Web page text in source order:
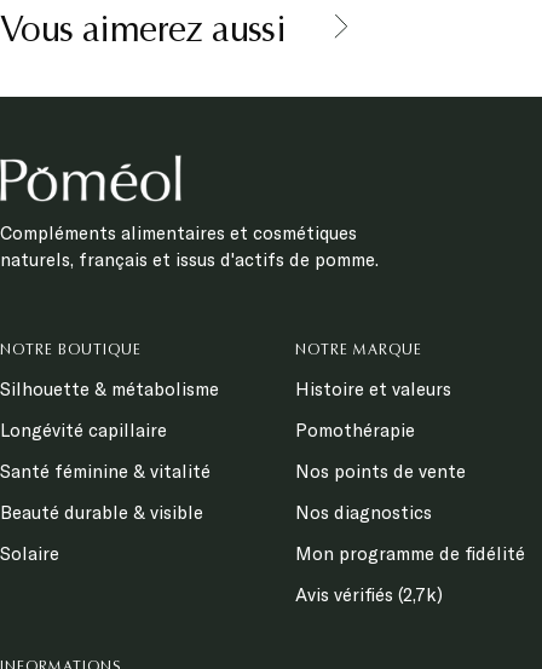
Vous aimerez aussi
Compléments alimentaires et cosmétiques
naturels, français et issus d'actifs de pomme.
NOTRE BOUTIQUE
Silhouette & métabolisme
Longévité capillaire
Santé féminine & vitalité
Beauté durable & visible
Solaire
NOTRE MARQUE
Histoire et valeurs
Pomothérapie
Nos points de vente
Nos diagnostics
Mon programme de fidélité
Avis vérifiés (2,7k)